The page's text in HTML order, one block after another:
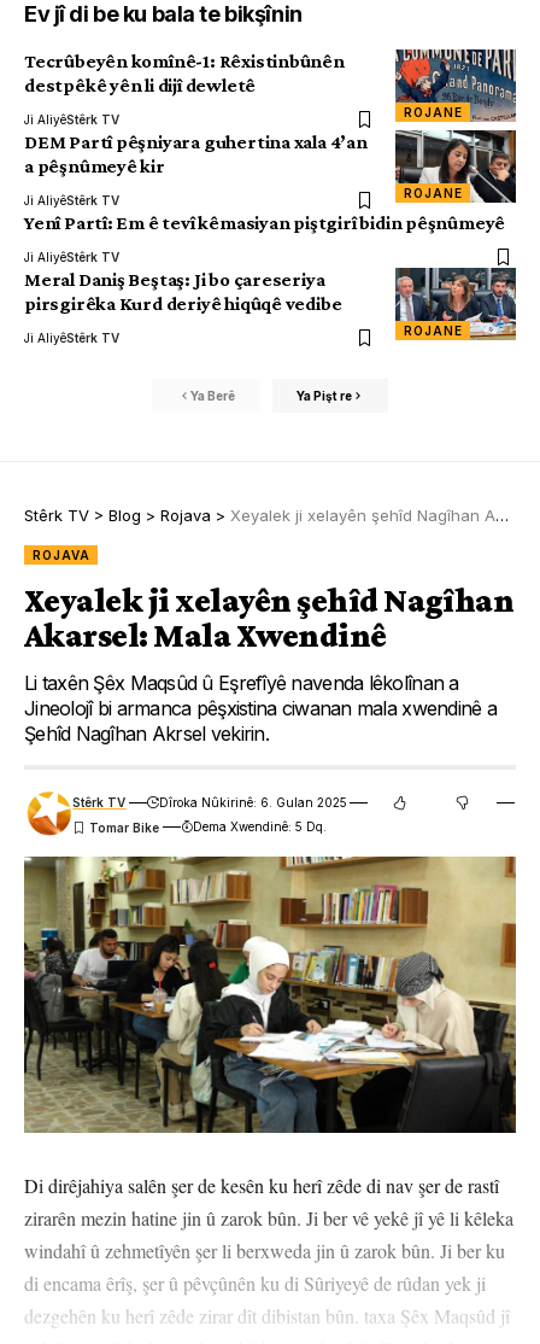
Ev jî di be ku bala te bikşînin
ROJANE
Tecrûbeyên komînê-1: Rêxistinbûnên
destpêkê yên li dijî dewletê
Ji AliyêStêrk TV
ROJANE
DEM Partî pêşniyara guhertina xala 4’an
a pêşnûmeyê kir
Ji AliyêStêrk TV
Yenî Partî: Em ê tevî kêmasiyan piştgirî bidin pêşnûmeyê
Ji AliyêStêrk TV
ROJANE
Meral Daniş Beştaş: Ji bo çareseriya
pirsgirêka Kurd deriyê hiqûqê vedibe
Ji AliyêStêrk TV
Ya Berê Ya Pişt re
Stêrk TV > Blog > Rojava > Xeyalek ji xelayên şehîd Nagîhan Akarsel: Mala Xwendinê
ROJAVA
Xeyalek ji xelayên şehîd Nagîhan
Akarsel: Mala Xwendinê
Li taxên Şêx Maqsûd û Eşrefîyê navenda lêkolînan a
Jineolojî bi armanca pêşxistina ciwanan mala xwendinê a
Şehîd Nagîhan Akrsel vekirin.
Stêrk TV
Dîroka Nûkirinê: 6. Gulan 2025
Dema Xwendinê: 5 Dq.
Di dirêjahiya salên şer de kesên ku herî zêde di nav şer de rastî
zirarên mezin hatine jin û zarok bûn. Ji ber vê yekê jî yê li kêleka
windahî û zehmetîyên şer li berxweda jin û zarok bûn. Ji ber ku
di encama êrîş, şer û pêvçûnên ku di Sûriyeyê de rûdan yek ji
dezgehên ku herî zêde zirar dît dibistan bûn. taxa Şêx Maqsûd jî